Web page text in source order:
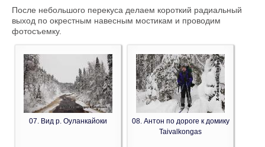
После небольшого перекуса делаем короткий радиальный
выход по окрестным навесным мостикам и проводим
фотосъемку.
07. Вид р. Оуланкайоки
08. Антон по дороге к домику
Taivalkongas